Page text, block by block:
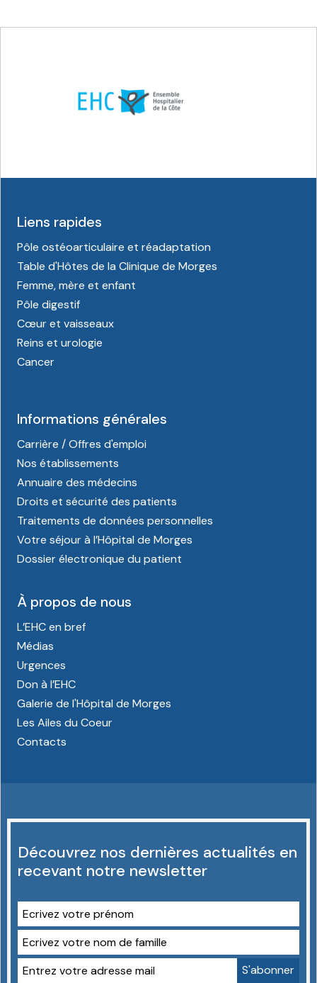
Liens rapides
Pôle ostéoarticulaire et réadaptation
Table d'Hôtes de la Clinique de Morges
Femme, mère et enfant
Pôle digestif
Cœur et vaisseaux
Reins et urologie
Cancer
Informations générales
Carrière / Offres d'emploi
Nos établissements
Annuaire des médecins
Droits et sécurité des patients
Traitements de données personnelles
Votre séjour à l’Hôpital de Morges
Dossier électronique du patient
À propos de nous
L’EHC en bref
Médias
Urgences
Don à l’EHC
Galerie de l'Hôpital de Morges
Les Ailes du Coeur
Contacts
Découvrez nos dernières actualités en
recevant notre newsletter